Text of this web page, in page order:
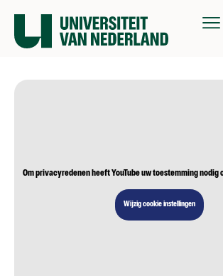
Om privacyredenen heeft YouTube uw toestemming nodig
Wijzig cookie instellingen